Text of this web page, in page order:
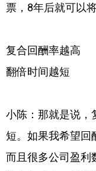
票，8年后就可以
复合回酬率越高
翻倍时间越短
小陈：那就是说，
短。如果我希望回
而且很多公司盈利